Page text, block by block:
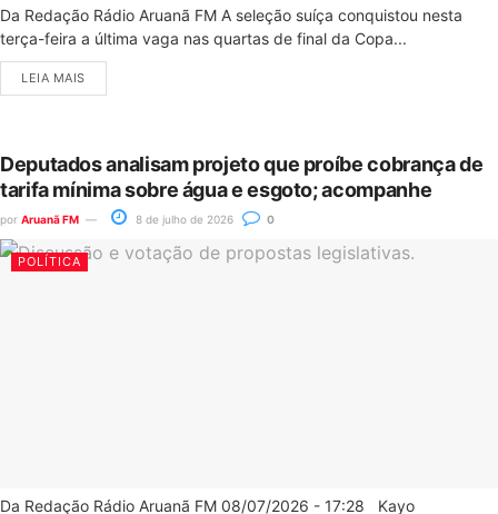
Da Redação Rádio Aruanã FM A seleção suíça conquistou nesta
terça-feira a última vaga nas quartas de final da Copa...
LEIA MAIS
Deputados analisam projeto que proíbe cobrança de
tarifa mínima sobre água e esgoto; acompanhe
por Aruanã FM 8 de julho de 2026 0
POLÍTICA
Da Redação Rádio Aruanã FM 08/07/2026 - 17:28 Kayo